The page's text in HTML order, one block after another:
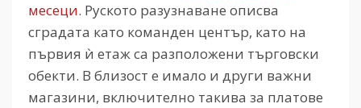
месеци. Руското разузнаване описва
сградата като команден център, като на
първия ѝ етаж са разположени търговски
обекти. В близост е имало и други важни
магазини, включително такива за платове